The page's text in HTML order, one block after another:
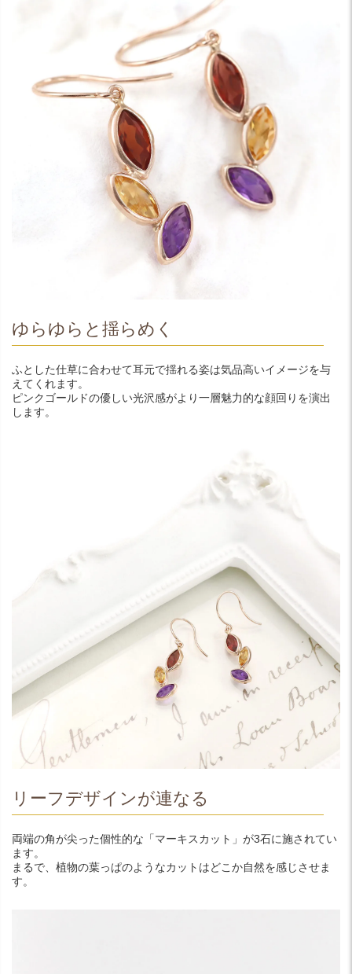
ゆらゆらと揺らめく
ふとした仕草に合わせて耳元で揺れる姿は気品高いイメージを与
えてくれます。
ピンクゴールドの優しい光沢感がより一層魅力的な顔回りを演出
します。
リーフデザインが連なる
両端の角が尖った個性的な「マーキスカット」が3石に施されてい
ます。
まるで、植物の葉っぱのようなカットはどこか自然を感じさせま
す。